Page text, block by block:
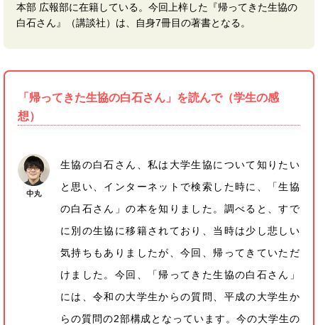
本部 広報部に在籍している。今回上梓した『帰ってきた生協の
白石さん』（講談社）は、自身7冊目の著書となる。
「帰ってきた生協の白石さん」を読んで（学生の感
想）
生協の白石さん、私は大学生協について知りたい
と思い、インターネットで検索した時に、「生協
の白石さん」の本を知りました。調べると、すで
に別の生協に移籍されており、当時は少し悲しい
気持ちもありましたが、今回、帰ってきていただ
けました。今回、「帰ってきた生協の白石さん」
には、令和の大学生からの質問、平成の大学生か
らの質問の2部構成となっています。今の大学生の